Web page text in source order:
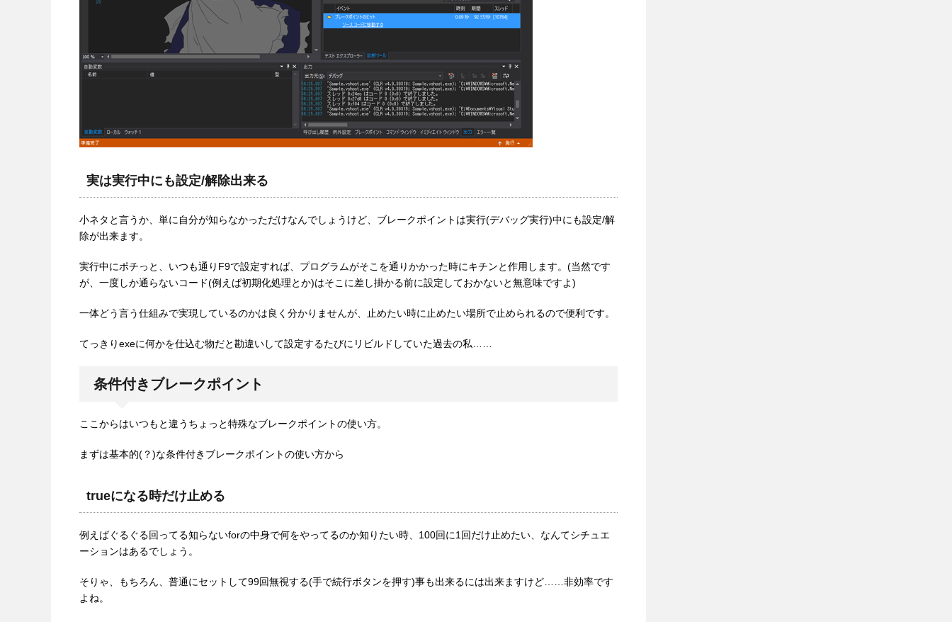
実は実行中にも設定/解除出来る
小ネタと言うか、単に自分が知らなかっただけなんでしょうけど、ブレークポイントは実行(デバッグ実行)中にも設定/解
除が出来ます。
実行中にポチっと、いつも通りF9で設定すれば、プログラムがそこを通りかかった時にキチンと作用します。(当然です
が、一度しか通らないコード(例えば初期化処理とか)はそこに差し掛かる前に設定しておかないと無意味ですよ)
一体どう言う仕組みで実現しているのかは良く分かりませんが、止めたい時に止めたい場所で止められるので便利です。
てっきりexeに何かを仕込む物だと勘違いして設定するたびにリビルドしていた過去の私……
条件付きブレークポイント
ここからはいつもと違うちょっと特殊なブレークポイントの使い方。
まずは基本的(？)な条件付きブレークポイントの使い方から
trueになる時だけ止める
例えばぐるぐる回ってる知らないforの中身で何をやってるのか知りたい時、100回に1回だけ止めたい、なんてシチュエ
ーションはあるでしょう。
そりゃ、もちろん、普通にセットして99回無視する(手で続行ボタンを押す)事も出来るには出来ますけど……非効率です
よね。